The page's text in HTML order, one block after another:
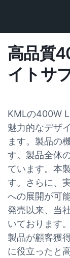
高品質
イトサ
KMLの400W
魅力的なデザ
ます。製品の
す。製品全体
ています。本
す。さらに、
への展開が可
発売以来、当
いております
製品が顧客獲
に役立ったと